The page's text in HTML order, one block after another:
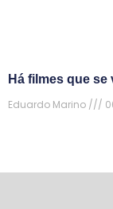
Há filmes que se
Eduardo Marino